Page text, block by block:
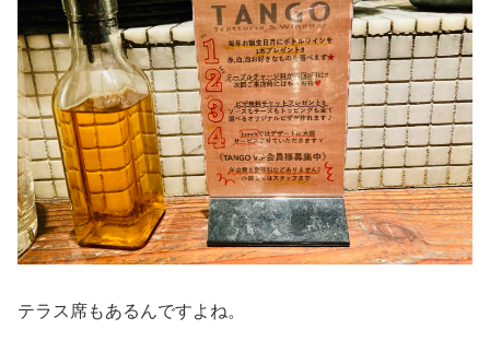
テラス席もあるんですよね。